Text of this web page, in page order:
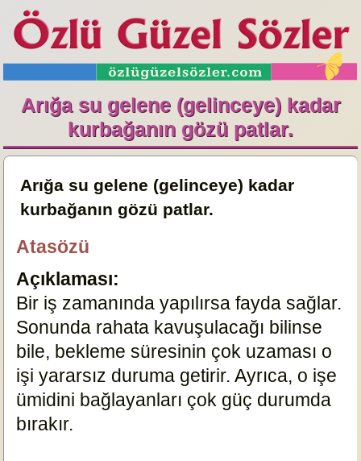
Arığa su gelene (gelinceye) kadar
kurbağanın gözü patlar.
Arığa su gelene (gelinceye) kadar
kurbağanın gözü patlar.
Atasözü
Açıklaması:
Bir iş zamanında yapılırsa fayda sağlar.
Sonunda rahata kavuşulacağı bilinse
bile, bekleme süresinin çok uzaması o
işi yararsız duruma getirir. Ayrıca, o işe
ümidini bağlayanları çok güç durumda
bırakır.